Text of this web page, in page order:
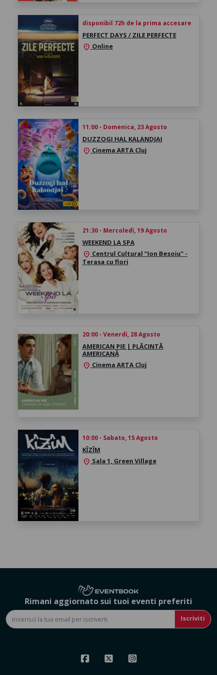
disponibil 72h de la prima accesare
PERFECT DAYS / ZILE PERFECTE
location_on Online
11:00 - Domenica, 23 Agosto
DUZZOGI HAL KALANDJAI
location_on Cinema ARTA Cluj
21:30 - Mercoledì, 19 Agosto
WEEKEND LA SPA
location_on Centrul Cultural “Ion Besoiu” -
Terasa cu flori
20:00 - Venerdì, 28 Agosto
AMERICAN PIE | PLĂCINTĂ
AMERICANĂ
location_on Cinema ARTA Cluj
10:00 - Sabato, 15 Agosto
KÎZÎM
location_on Sala 1, Green Village
Rimani aggiornato sui tuoi eventi preferiti
Iscriviti